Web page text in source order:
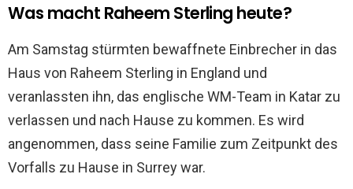
Was macht Raheem Sterling heute?
Am Samstag stürmten bewaffnete Einbrecher in das
Haus von Raheem Sterling in England und
veranlassten ihn, das englische WM-Team in Katar zu
verlassen und nach Hause zu kommen. Es wird
angenommen, dass seine Familie zum Zeitpunkt des
Vorfalls zu Hause in Surrey war.